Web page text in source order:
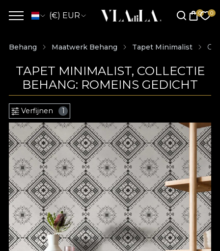
(€) EUR
Behang Maatwerk Behang Tapet Minimalist
TAPET MINIMALIST, COLLECTIE
BEHANG: ROMEINS GEDICHT
Verfijnen 1